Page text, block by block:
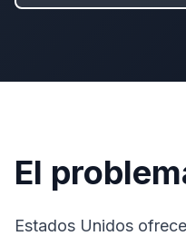
El
Estados Unidos